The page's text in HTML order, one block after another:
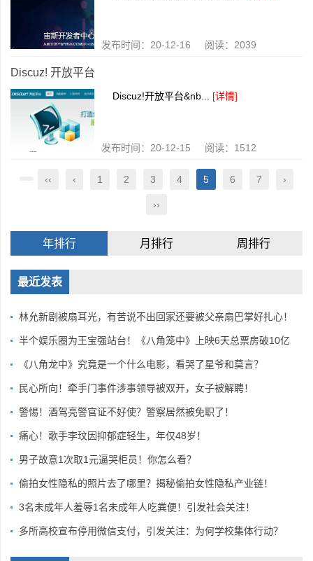
发布时间：20-12-16 阅读：2039
Discuz! 开放平台
Discuz!开放平台&nb... [详情]
发布时间：20-12-15 阅读：1512
‹‹ ‹ 1 2 3 4 5 6 7 ›
››
年排行 月排行 周排行
最近发表
林允新剧被扇耳光，有苦说不出回家还要被父亲扇巴掌好扎心！
半个娱乐圈为王宝强站台！《八角笼中》上映6天总票房破10亿
《八角龙中》究竟是一个什么电影，看哭了星爷和莫言？
民心所向！牵手门事件涉事领导被双开，女子被解聘！
警惕！酒驾亮警官证不好使？警察居然被免职了！
痛心！歌手李玟因抑郁症轻生，年仅48岁！
男子故意1次取1元逼哭柜员！你怎么看？
偷拍女性隐私的照片去了哪里？揭秘偷拍女性隐私产业链！
3名未成年人羞辱1名未成年人吃粪便！引发社会关注！
多所高校宣布停用微信支付，引发关注：为何学校集体行动？